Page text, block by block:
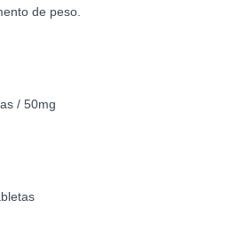
de peso.
/ 50mg